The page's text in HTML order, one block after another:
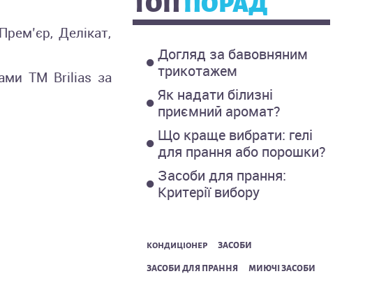
Делікат,
TM Brilias за
Догляд за бавовняним
трикотажем
Як надати білизні
приємний аромат?
Що краще вибрати: гелі
для прання або порошки?
Засоби для прання:
Критерії вибору
кондиціонер засоби
засоби для прання миючі засоби